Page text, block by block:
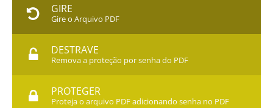
GIRE
Gire o Arquivo PDF
DESTRAVE
Remova a proteção por senha do PDF
PROTEGER
Proteja o arquivo PDF adicionando senha no PDF